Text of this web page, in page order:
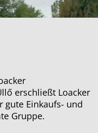
erschließt Loacker
gute Einkaufs- und
Gruppe.